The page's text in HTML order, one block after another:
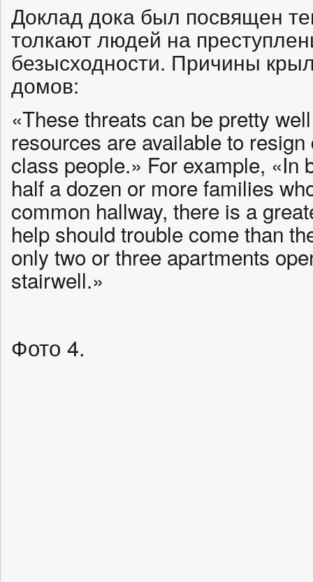
Доклад дока был посвящен
толкают людей на
безысходности. Причины
домов:
«These threats can be pretty
resources are available to
class people.» For example, «In
half a dozen or more families
common hallway, there is a
help should trouble come than
only two or three apartments
stairwell.»
Фото 4.